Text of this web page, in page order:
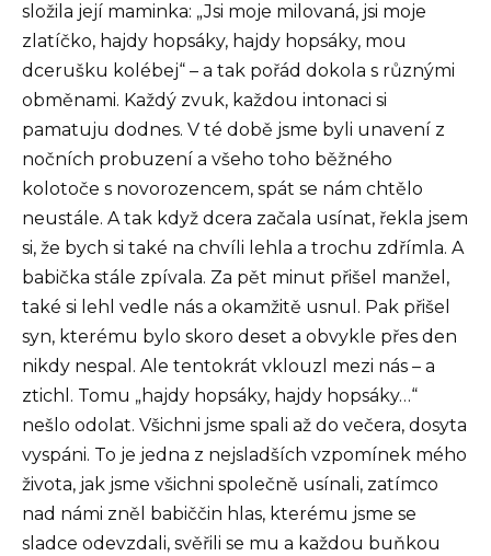
složila její maminka: „Jsi moje milovaná, jsi moje
zlatíčko, hajdy hopsáky, hajdy hopsáky, mou
dcerušku kolébej“ – a tak pořád dokola s různými
obměnami. Každý zvuk, každou intonaci si
pamatuju dodnes. V té době jsme byli unavení z
nočních probuzení a všeho toho běžného
kolotoče s novorozencem, spát se nám chtělo
neustále. A tak když dcera začala usínat, řekla jsem
si, že bych si také na chvíli lehla a trochu zdřímla. A
babička stále zpívala. Za pět minut přišel manžel,
také si lehl vedle nás a okamžitě usnul. Pak přišel
syn, kterému bylo skoro deset a obvykle přes den
nikdy nespal. Ale tentokrát vklouzl mezi nás – a
ztichl. Tomu „hajdy hopsáky, hajdy hopsáky…“
nešlo odolat. Všichni jsme spali až do večera, dosyta
vyspáni. To je jedna z nejsladších vzpomínek mého
života, jak jsme všichni společně usínali, zatímco
nad námi zněl babiččin hlas, kterému jsme se
sladce odevzdali, svěřili se mu a každou buňkou